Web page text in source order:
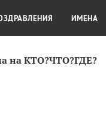
на КТО?ЧТО?ГДЕ?
КРАСОТА ИМЕНА